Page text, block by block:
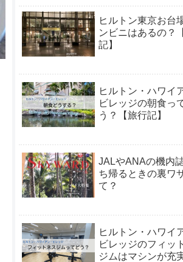
ヒルトン東京お台
ンビニはあるの？
記】
ヒルトン・ハワイ
ビレッジの朝食っ
う？【旅行記】
JALやANAの機内
ち帰るときの裏ワ
て？
ヒルトン・ハワイ
ビレッジのフィッ
ジムはマシンが充